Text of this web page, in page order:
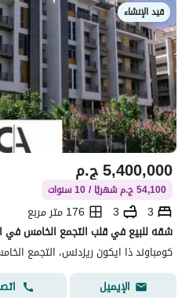
قيد الإنشاء
ج.م5,400,000
54,100 ج.م شهريًا / 10 سنوات
3
3
176 متر مربع
كومباوند ذا ايكون ريزدنس، التجمع
الإيميل